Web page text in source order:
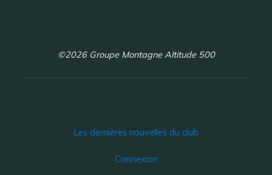
©2026 Groupe Montagne Altitude 500
Les dernières nouvelles du club
Connexion